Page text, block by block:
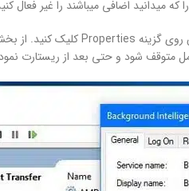
اضافی میباشند را غیر فعال